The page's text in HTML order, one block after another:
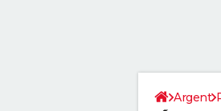
Argent